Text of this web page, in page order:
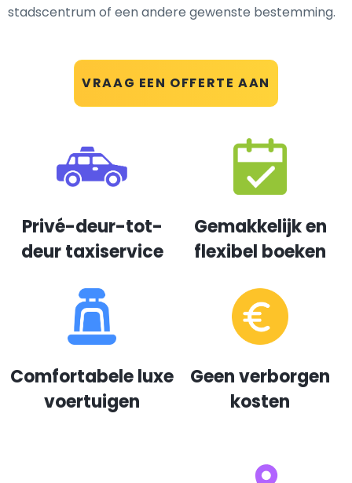
VRAAG EEN OFFERTE AAN
stadscentrum of een andere gewenste bestemming.
Privé-deur-tot-
deur taxiservice
Gemakkelijk en
flexibel boeken
Comfortabele luxe
voertuigen
Geen verborgen
kosten